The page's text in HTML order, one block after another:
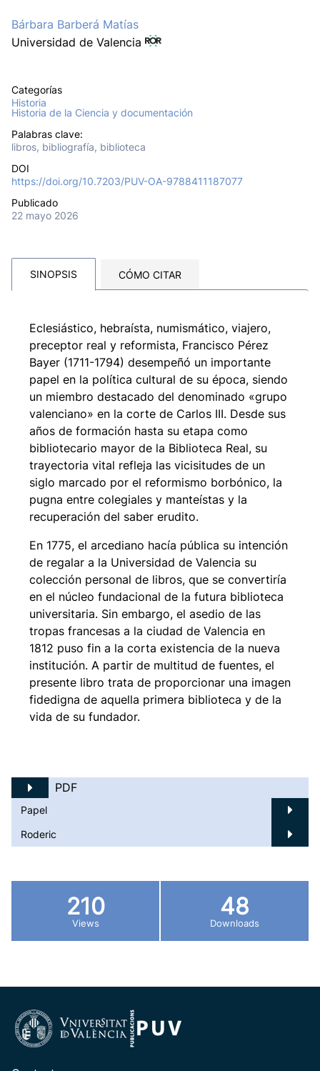
Bárbara Barberá Matías
Universidad de Valencia
Categorías
Historia
Historia de la Ciencia y documentación
Palabras clave:
libros, bibliografía, biblioteca
DOI
https://doi.org/10.7203/PUV-OA-9788411187077
Publicado
22 mayo 2026
SINOPSIS CÓMO CITAR
Eclesiástico, hebraísta, numismático, viajero,
preceptor real y reformista, Francisco Pérez
Bayer (1711-1794) desempeñó un importante
papel en la política cultural de su época, siendo
un miembro destacado del denominado «grupo
valenciano» en la corte de Carlos III. Desde sus
años de formación hasta su etapa como
bibliotecario mayor de la Biblioteca Real, su
trayectoria vital refleja las vicisitudes de un
siglo marcado por el reformismo borbónico, la
pugna entre colegiales y manteístas y la
recuperación del saber erudito.
En 1775, el arcediano hacía pública su intención
de regalar a la Universidad de Valencia su
colección personal de libros, que se convertiría
en el núcleo fundacional de la futura biblioteca
universitaria. Sin embargo, el asedio de las
tropas francesas a la ciudad de Valencia en
1812 puso fin a la corta existencia de la nueva
institución. A partir de multitud de fuentes, el
presente libro trata de proporcionar una imagen
fidedigna de aquella primera biblioteca y de la
vida de su fundador.
PDF
Papel
Roderic
210
Views
48
Downloads